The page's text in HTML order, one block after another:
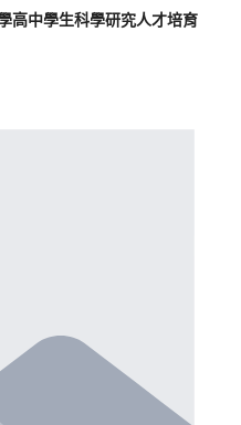
高中學生科學研究人才培育